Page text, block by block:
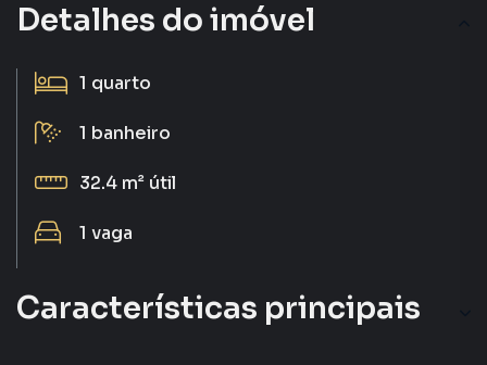
Detalhes do imóvel
1 quarto
1 banheiro
32.4 m² útil
1 vaga
Características principais